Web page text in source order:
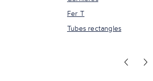
Fer T
Tubes rectangles